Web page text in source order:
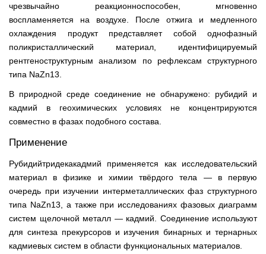
чрезвычайно реакционноспособен, мгновенно
воспламеняется на воздухе. После отжига и медленного
охлаждения продукт представляет собой однофазный
поликристаллический материал, идентифицируемый
рентгеноструктурным анализом по рефлексам структурного
типа NaZn13.
В природной среде соединение не обнаружено: рубидий и
кадмий в геохимических условиях не концентрируются
совместно в фазах подобного состава.
Применение
Рубидийтридекакадмий применяется как исследовательский
материал в физике и химии твёрдого тела — в первую
очередь при изучении интерметаллических фаз структурного
типа NaZn13, а также при исследованиях фазовых диаграмм
систем щелочной металл — кадмий. Соединение используют
для синтеза прекурсоров и изучения бинарных и тернарных
кадмиевых систем в области функциональных материалов.